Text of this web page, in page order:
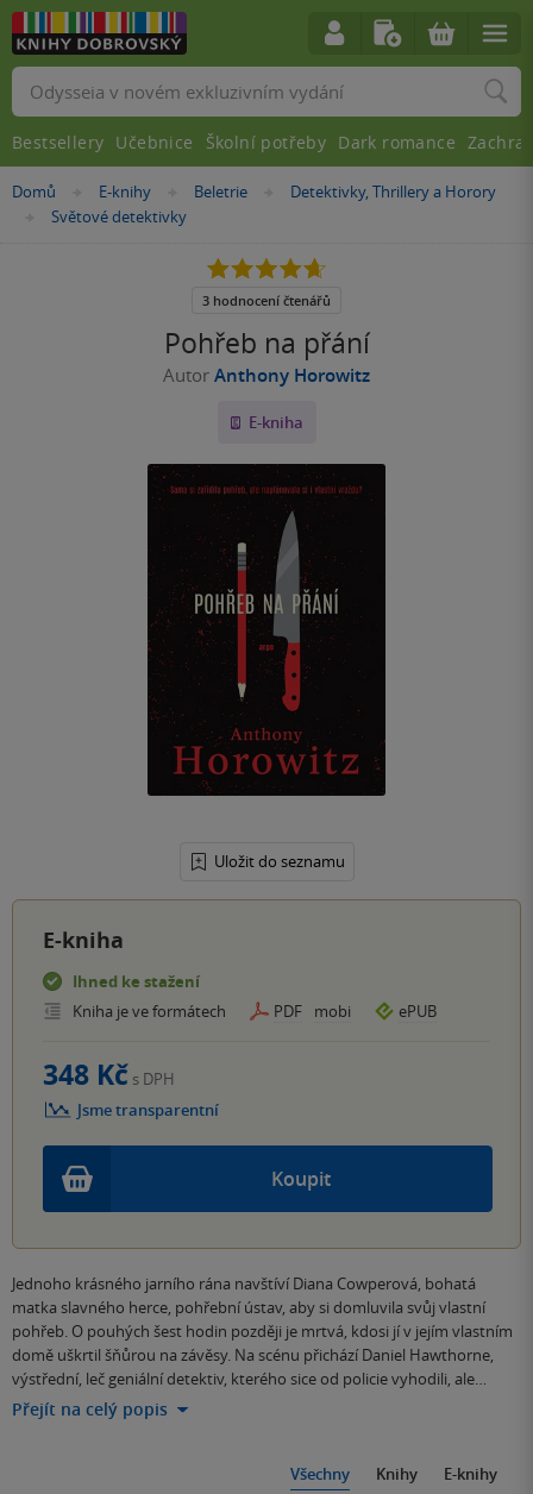
Nacházíte
Domů »E-knihy »Beletrie »
Detektivky, Thrillery a Horory
»
Světové detektivky
Pohřeb na přání
Autor Anthony Horowitz
E-kniha
Uložit do seznamu
4.7
5
3 hodnocení čtenářů
E-kniha
Ihned ke stažení
Kniha je ve formátech
PDF mobi ePUB
Koupit
348 Kč s DPH
Jsme transparentní
Jednoho krásného jarního rána navštíví Diana Cowperová, bohatá
matka slavného herce, pohřební ústav, aby si domluvila svůj vlastní
pohřeb. O pouhých šest hodin později je mrtvá, kdosi jí v jejím vlastním
domě uškrtil šňůrou na závěsy. Na scénu přichází Daniel Hawthorne,
výstřední, leč geniální detektiv, kterého sice od policie vyhodili, ale…
Přejít na celý popis
Všechny Knihy E-knihy
Vyhledávání
Bestsellery Učebnice Školní potřeby Dark romance